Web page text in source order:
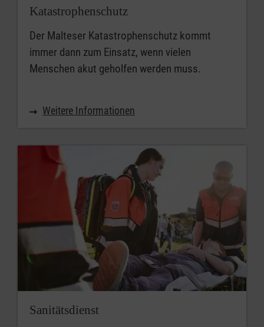
Katastrophenschutz
Der Malteser Katastrophenschutz kommt
immer dann zum Einsatz, wenn vielen
Menschen akut geholfen werden muss.
Weitere Informationen
Sanitätsdienst